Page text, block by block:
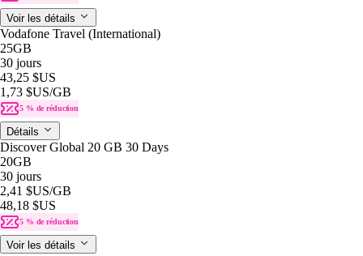
Voir les détails
Vodafone Travel (International)
25GB
30 jours
43,25 $US
1,73 $US/GB
5 % de réduction
Détails
Discover Global 20 GB 30 Days
20GB
30 jours
2,41 $US/GB
48,18 $US
5 % de réduction
Voir les détails